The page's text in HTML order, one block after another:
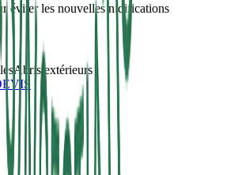
éviter les nouvelles nidifications
Abris extérieurs